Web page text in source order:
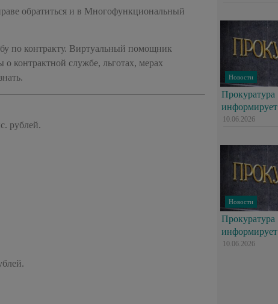
обратиться и в Многофункциональный
по контракту. Виртуальный помощник
контрактной службе, льготах, мерах
рублей.
Новости
Прокуратура
информирует
10.06.2026
Новости
Прокуратура
информирует
10.06.2026